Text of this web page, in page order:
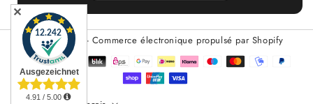
© 2026,Teramico - Commerce électronique propulsé par Shopify
Méthodes
de
paiement
✕